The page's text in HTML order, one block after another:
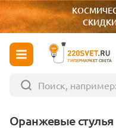
СКИДКИ
ГИПЕРМАРКЕТ СВЕТА
Оранжевые стулья